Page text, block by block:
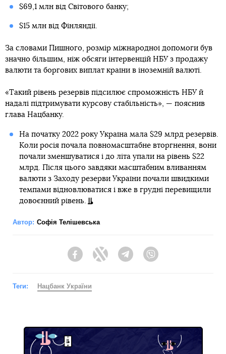
$69,1 млн від Світового банку;
$15 млн від Фінляндії.
За словами Пишного, розмір міжнародної допомоги був
значно більшим, ніж обсяги інтервенцій НБУ з продажу
валюти та боргових виплат країни в іноземній валюті.
«Такий рівень резервів підсилює спроможність НБУ й
надалі підтримувати курсову стабільність», — пояснив
глава Нацбанку.
На початку 2022 року Україна мала $29 млрд резервів.
Коли росія почала повномасштабне вторгнення, вони
почали зменшуватися і до літа упали на рівень $22
млрд. Після цього завдяки масштабним вливанням
валюти з Заходу резерви України почали швидкими
темпами відновлюватися і вже в грудні перевищили
довоєнний рівень.
Автор: Софія Телішевська
FacebookTwitter Telegram
Теги: Нацбанк України